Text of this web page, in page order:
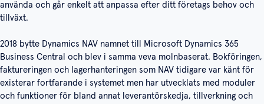
använda och går enkelt att anpassa efter ditt företags behov och
tillväxt.
2018 bytte Dynamics NAV namnet till Microsoft Dynamics 365
Business Central och blev i samma veva molnbaserat. Bokföringen,
faktureringen och lagerhanteringen som NAV tidigare var känt för
existerar fortfarande i systemet men har utvecklats med moduler
och funktioner för bland annat leverantörskedja, tillverkning och